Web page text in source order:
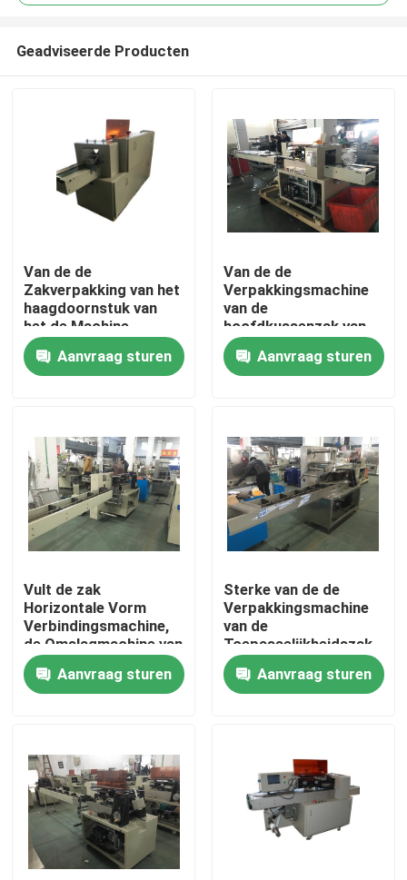
Huis
Ongeveer ons
Fabrieksreis
Kwaliteitscontrole
Contacteer ons
Verzoek om een Citaat
Horizontale Verpakkingsmachine
de automatische machine van de voedselverpakking
de machine van de hardwareverpakking
Geadviseerde Producten
Van de de
Zakverpakking van het
haagdoornstuk van
het de Machine
Efficiënte
Hoofdkussen de
Verpakkingsmachine
Aanvraag sturen
Van de de
Verpakkingsmachine
van de
hoofdkussenzak van
het de Foutenalarm de
Automatische
Goedkeuring van de
Aanvraag sturen
Vult de zak
Horizontale Vorm
Verbindingsmachine,
de Omslagmachine van
de Hoge
Precisiestroom
Aanvraag sturen
Sterke van de de
Verpakkingsmachine
van de
Toepasselijkheidszak
het Roestvrije
staalfuselage
Aanvraag sturen